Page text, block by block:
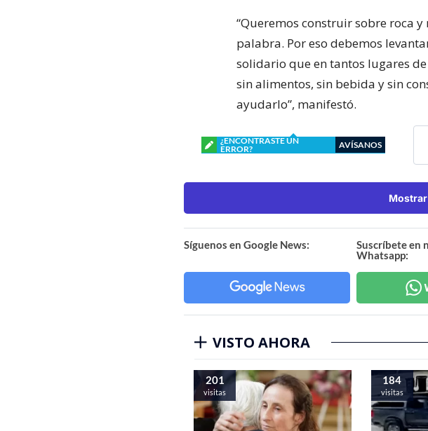
“Queremos construir sobre roca y
palabra. Por eso debemos
solidario que en tantos lugares
sin alimentos, sin bebida y sin
ayudarlo”, manifestó.
¿ENCONTRASTE UN
ERROR?
AVÍSANOS
Síguenos en Google News:
Suscríbete en
Whatsapp:
VISTO AHORA
201
visitas
184
visitas